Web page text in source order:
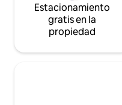
Estacionamiento
gratis en la
propiedad